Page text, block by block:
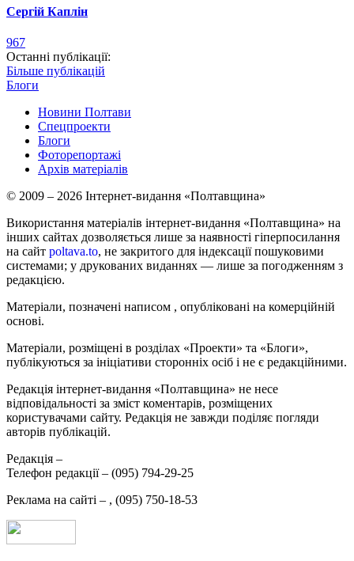
Сергій Каплін
967
Останні публікації:
Більше публікацій
Блоги
Новини Полтави
Спецпроекти
Блоги
Фоторепортажі
Архів матеріалів
© 2009 – 2026 Інтернет-видання «Полтавщина»
Використання матеріалів інтернет-видання «Полтавщина» на
інших сайтах дозволяється лише за наявності гіперпосилання
на сайт poltava.to, не закритого для індексації пошуковими
системами; у друкованих виданнях — лише за погодженням з
редакцією.
Матеріали, позначені написом , опубліковані на комерційній
основі.
Матеріали, розміщені в розділах «Проекти» та «Блоги»,
публікуються за ініціативи сторонніх осіб і не є редакційними.
Редакція інтернет-видання «Полтавщина» не несе
відповідальності за зміст коментарів, розміщених
користувачами сайту. Редакція не завжди поділяє погляди
авторів публікацій.
Редакція –
Телефон редакції – (095) 794-29-25
Реклама на сайті – , (095) 750-18-53